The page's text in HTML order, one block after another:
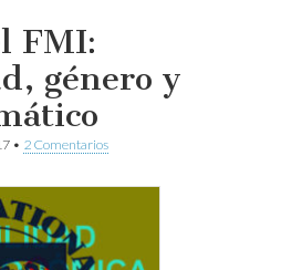
FMI:
género y
• 2 Comentarios